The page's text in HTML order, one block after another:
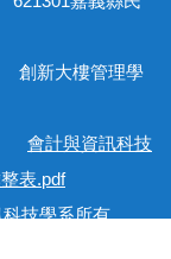
樓管理學
會計與資訊科技
表.pdf
訊科技學系所有